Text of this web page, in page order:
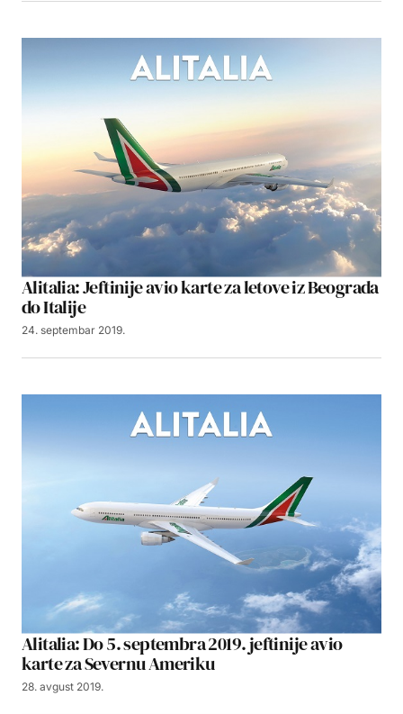
Alitalia: Jeftinije avio karte za letove iz Beograda
do Italije
24. septembar 2019.
Alitalia: Do 5. septembra 2019. jeftinije avio
karte za Severnu Ameriku
28. avgust 2019.